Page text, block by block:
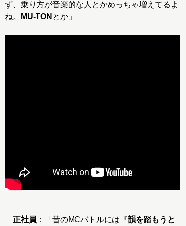
ず、乗り方が音楽的な人とかめっちゃ増えてるよ
ね。
MU-TON とか」
正社員 ：「昔のMCバトルには『韻を踏もうと